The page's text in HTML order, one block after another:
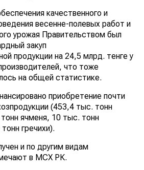
качественного и
весенне-полевых работ и
урожая Правительством был
закуп
продукции на 24,5 млрд. тенге у
что тоже
на общей статистике.
приобретение почти
(453,4 тыс. тонн
ячменя, 10 тыс. тонн
гречихи).
и по другим видам
в МСХ РК.